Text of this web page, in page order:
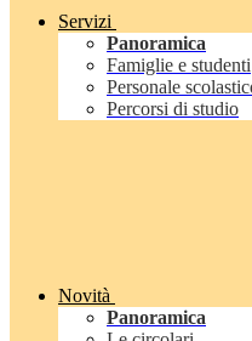
Servizi
Panoramica
Famiglie e studenti
Personale
Percorsi di studio
Novità
Panoramica